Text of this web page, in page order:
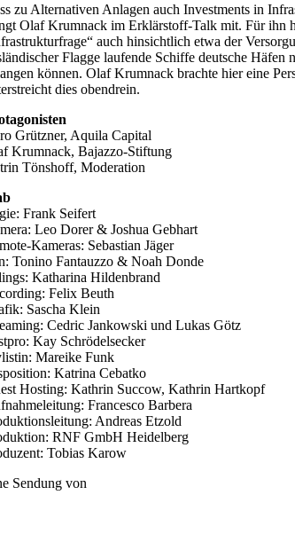
zu Alternativen Anlagen auch Investments in
Olaf Krumnack im Erklärstoff-Talk mit. Für ihn
auch hinsichtlich etwa der
Flagge laufende Schiffe deutsche
können. Olaf Krumnack brachte hier eine
dies obendrein.
Grützner, Aquila Capital
Krumnack, Bajazzo-Stiftung
Tönshoff, Moderation
Frank Seifert
Leo Dorer & Joshua Gebhart
Kameras: Sebastian Jäger
Tonino Fantauzzo & Noah Donde
Katharina Hildenbrand
Felix Beuth
Sascha Klein
Cedric Jankowski und Lukas Götz
Kay Schrödelsecker
Mareike Funk
Katrina Cebatko
Hosting: Kathrin Succow, Kathrin Hartkopf
Francesco Barbera
Andreas Etzold
RNF GmbH Heidelberg
Tobias Karow
Sendung von